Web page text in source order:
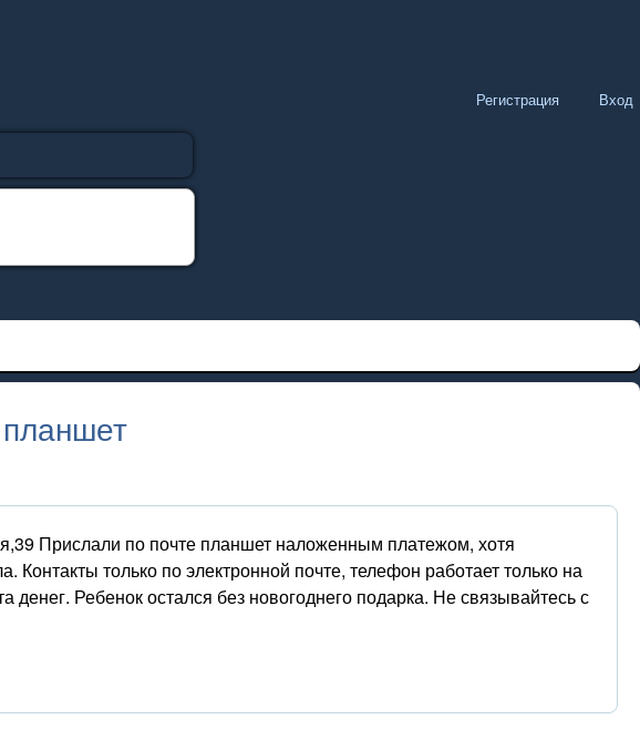
Регистрация Вход
Прислали по почте планшет наложенным платежом, хотя
Контакты только по электронной почте, телефон работает только на
Ребенок остался без новогоднего подарка. Не связывайтесь с